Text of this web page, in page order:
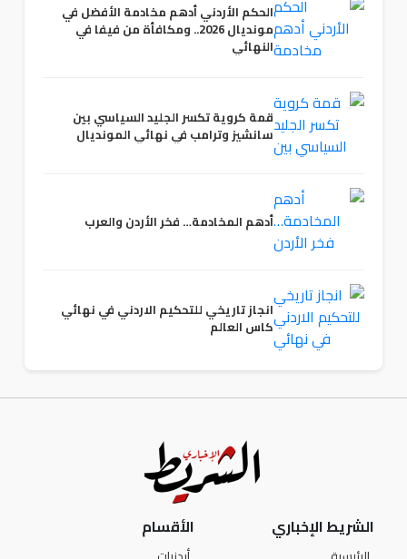
الحكم الأردني أدهم مخادمة الأفضل في
مونديال 2026.. ومكافأة من فيفا في
النهائي
قمة كروية تكسر الجليد السياسي بين
سانشيز وترامب في نهائي المونديال
أدهم المخادمة… فخر الأردن والعرب
انجاز تاريخي للتحكيم الاردني في نهائي
كاس العالم
الشريط الإخباري الأقسام